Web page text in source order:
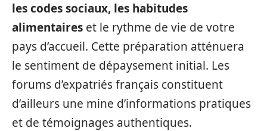
les codes sociaux, les habitudes
alimentaires et le rythme de vie de votre
pays d’accueil. Cette préparation atténuera
le sentiment de dépaysement initial. Les
forums d’expatriés français constituent
d’ailleurs une mine d’informations pratiques
et de témoignages authentiques.